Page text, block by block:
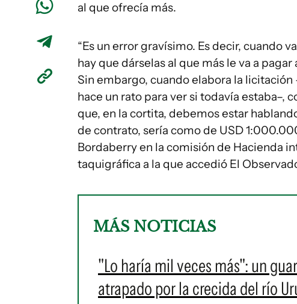
al que ofrecía más.
“Es un error gravísimo. Es decir, cuando
hay que dárselas al que más le va a
Sin embargo, cuando elabora la
hace un rato para ver si todavía estaba–,
que, en la cortita, debemos estar
de contrato, sería como de USD
Bordaberry en la comisión de Hacienda
taquigráfica a la que accedió El
MÁS NOTICIAS
"Lo haría mil veces más": un
atrapado por la crecida del río